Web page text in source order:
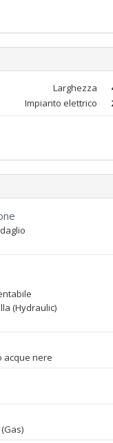
Larghezza
Impianto elettrico
(Hydraulic)
acque nere